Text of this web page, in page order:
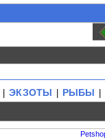
ЭКЗОТЫ РЫБЫ